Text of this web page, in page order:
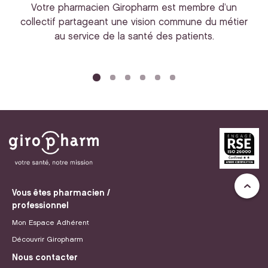
Votre pharmacien Giropharm est membre d’un
collectif partageant une vision commune du métier
au service de la santé des patients.
Vous êtes pharmacien /
professionnel
Mon Espace Adhérent
Découvrir Giropharm
Nous contacter